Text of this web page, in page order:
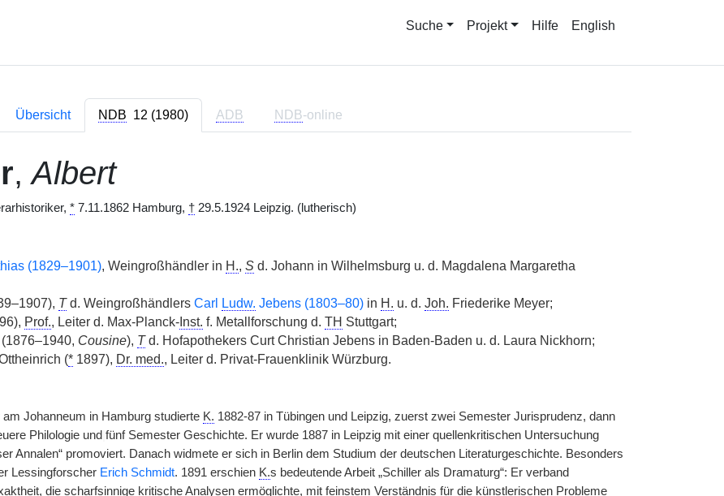
Suche Projekt Hilfe English
Übersicht NDB 12 (1980) ADB NDB-online
,Albert
*7.11.1862 Hamburg, †29.5.1924 Leipzig. (lutherisch)
(1829–1901), Weingroßhändler in H., Sd. Johann in Wilhelmsburg u. d. Magdalena Margaretha
Td. Weingroßhändlers Carl Ludw. Jebens (1803–80)in H. u. d. Joh. Friederike Meyer;
Prof., Leiter d. Max-Planck-Inst. f. Metallforschung d. TH Stuttgart;
Cousine), Td. Hofapothekers Curt Christian Jebens in Baden-Baden u. d. Laura Nickhorn;
(*1897), Dr. med., Leiter d. Privat-Frauenklinik Würzburg.
am Johanneum in Hamburg studierte K. 1882-87 in Tübingen und Leipzig, zuerst zwei Semester Jurisprudenz, dann
Philologie und fünf Semester Geschichte. Er wurde 1887 in Leipzig mit einer quellenkritischen Untersuchung
Annalen“ promoviert. Danach widmete er sich in Berlin dem Studium der deutschen Literaturgeschichte. Besonders
Lessingforscher Erich Schmidt. 1891 erschien K.s bedeutende Arbeit „Schiller als Dramaturg“: Er verband
die scharfsinnige kritische Analysen ermöglichte, mit feinstem Verständnis für die künstlerischen Probleme